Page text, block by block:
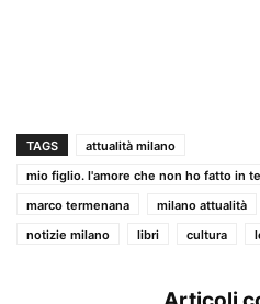
TAGS
attualità milano
mio figlio. l'amore che non ho fatto in
marco termenana
milano attualità
notizie milano
libri cultura